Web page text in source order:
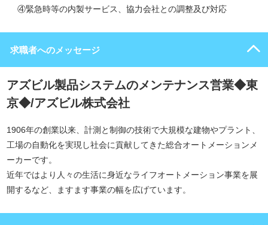
④緊急時等の内製サービス、協力会社との調整及び対応
求職者へのメッセージ
アズビル製品システムのメンテナンス営業◆東
京◆/アズビル株式会社
1906年の創業以来、計測と制御の技術で大規模な建物やプラント、
工場の自動化を実現し社会に貢献してきた総合オートメーションメ
ーカーです。
近年ではより人々の生活に身近なライフオートメーション事業を展
開するなど、ますます事業の幅を広げています。